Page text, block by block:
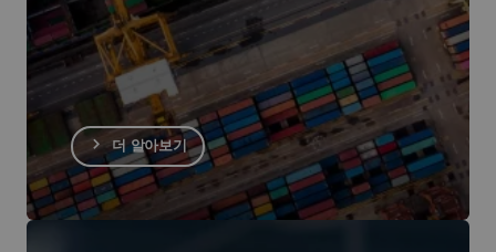
더 알아보기